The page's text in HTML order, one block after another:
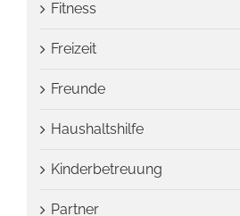
Fitness
Freizeit
Freunde
Haushaltshilfe
Kinderbetreuung
Partner